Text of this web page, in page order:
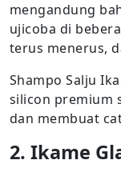
mengandung
ujicoba di
terus menerus,
Shampo Salju
silicon premium
dan membuat
2. Ikame